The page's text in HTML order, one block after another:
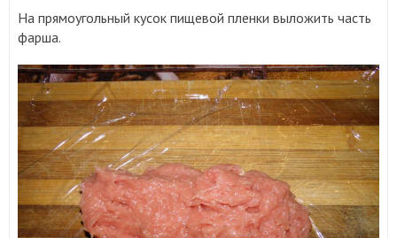
На прямоугольный кусок пищевой пленки выложить часть
фарша.